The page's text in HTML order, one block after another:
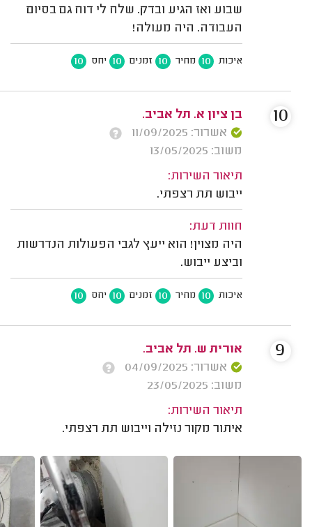
שבוע ואז הגיע ובדק. שלח לי דוח גם בסיום
העבודה. היה מעולה!
איכות 10 מחיר 10 זמנים 10 יחס 10
בן ציון א. תל אביב.
אשרור: 11/09/2025
משוב: 13/05/2025
תיאור השירות:
ייבוש תת רצפתי.
חוות דעת:
היה מצוין! הוא ייעץ לגבי הפעולות הנדרשות
וביצע ייבוש.
איכות 10 מחיר 10 זמנים 10 יחס 10
10
אורית ש. תל אביב.
אשרור: 04/09/2025
משוב: 23/05/2025
תיאור השירות:
איתור מקור נזילה וייבוש תת רצפתי.
9